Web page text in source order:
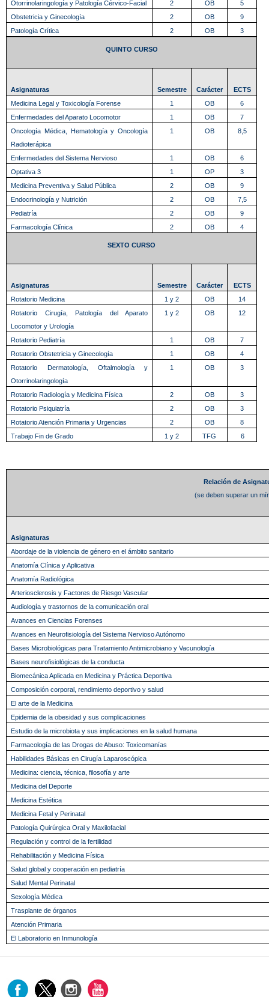
Otorrinolaringología y Patología Cérvico-Facial 2 OB
5
Obstetricia y Ginecología
2 OB
9
Patología Crítica
2 OB 3
QUINTO CURSO
Asignaturas Semestre Carácter
ECTS
Medicina Legal y Toxicología Forense
1 OB
6
Enfermedades del Aparato Locomotor
1 OB
7
Oncología Médica, Hematología y Oncología
Radioterápica
1 OB 8,5
Enfermedades del Sistema Nervioso 1 OB
6
Optativa 3
1 OP
3
Medicina Preventiva y Salud Pública
2 OB
9
Endocrinología y Nutrición
2 OB
7,5
Pediatría
2 OB
9
Farmacología Clínica
2 OB 4
SEXTO CURSO
Asignaturas Semestre Carácter
ECTS
Rotatorio Medicina
1 y 2 OB
14
Rotatorio Cirugía, Patología del Aparato
Locomotor y Urología
1 y 2 OB 12
Rotatorio Pediatría 1 OB
7
Rotatorio Obstetricia y Ginecología
1 OB
4
Rotatorio Dermatología, Oftalmología y
Otorrinolaringología
1 OB 3
Rotatorio Radiología y Medicina Física 2 OB
3
Rotatorio Psiquiatría
2 OB
3
Rotatorio Atención Primaria y Urgencias
2 OB
8
Trabajo Fin de Grado
1 y 2 TFG 6
Relación de
(se deben superar un
Asignaturas
Abordaje de la violencia de género en el ámbito sanitario
Anatomía Clínica y Aplicativa
Anatomía Radiológica
Arteriosclerosis y Factores de Riesgo Vascular
Audiología y trastornos de la comunicación oral
Avances en Ciencias Forenses
Avances en Neurofisiología del Sistema Nervioso Autónomo
Bases Microbiológicas para Tratamiento Antimicrobiano y Vacunología
Bases neurofisiológicas de la conducta
Biomecánica Aplicada en Medicina y Práctica Deportiva
Composición corporal, rendimiento deportivo y salud
El arte de la Medicina
Epidemia de la obesidad y sus complicaciones
Estudio de la microbiota y sus implicaciones en la salud humana
Farmacología de las Drogas de Abuso: Toxicomanías
Habilidades Básicas en Cirugía Laparoscópica
Medicina: ciencia, técnica, filosofía y arte
Medicina del Deporte
Medicina Estética
Medicina Fetal y Perinatal
Patología Quirúrgica Oral y Maxilofacial
Regulación y control de la fertilidad
Rehabilitación y Medicina Física
Salud global y cooperación en pediatría
Salud Mental Perinatal
Sexología Médica
Trasplante de órganos
Atención Primaria
El Laboratorio en Inmunología